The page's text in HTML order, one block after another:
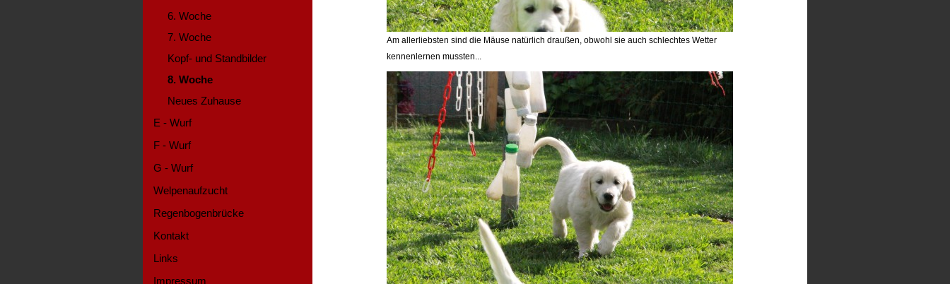
Am allerliebsten sind die Mäuse natürlich draußen, obwohl sie auch schlechtes Wetter
kennenlernen mussten...
6. Woche
7. Woche
Kopf- und Standbilder
8. Woche
Neues Zuhause
E - Wurf
F - Wurf
G - Wurf
Welpenaufzucht
Regenbogenbrücke
Kontakt
Links
Impressum